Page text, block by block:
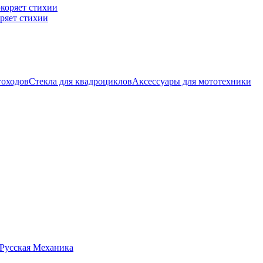
стихии
Стекла для квадроцикловАксессуары для мототехники
Механика